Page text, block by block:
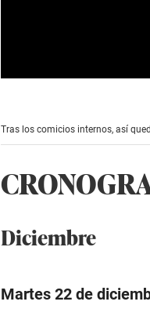
o
n
o
i
n
s
Tras los comicios internos, así
Diciembre
Martes 22 de